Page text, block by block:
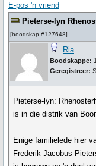
E-pos 'n vriend
Pieterse-lyn
[boodskap #127648]
Ria
Boodskappe: 1
Geregistreer:
Pieterse-lyn:
is in die distrik van
Enige familielede hier
Frederik Jacobus